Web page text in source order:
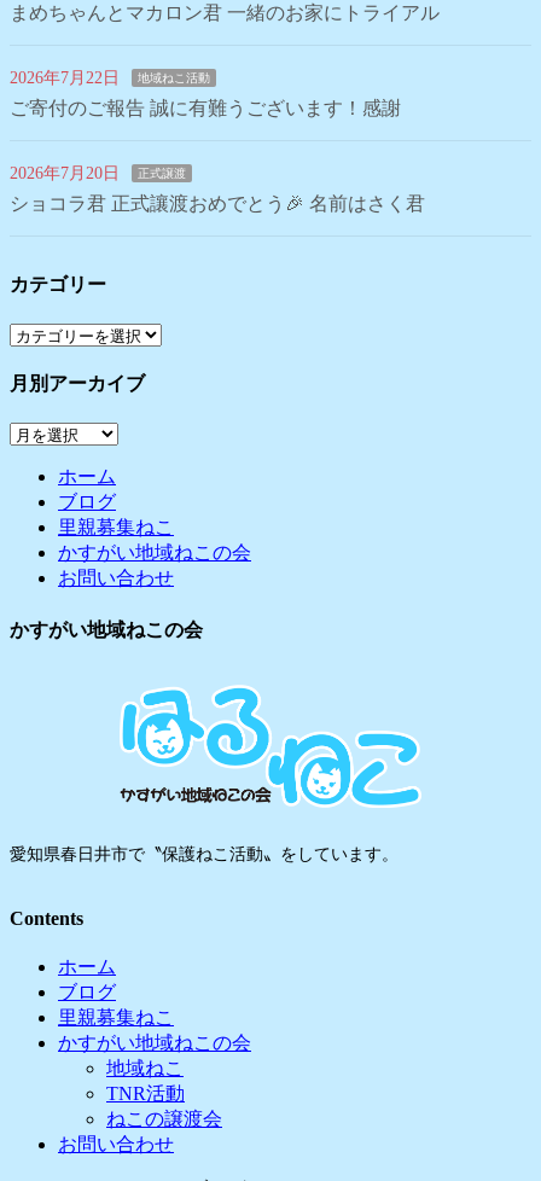
まめちゃんとマカロン君 一緒のお家にトライアル
2026年7月22日 地域ねこ活動
ご寄付のご報告 誠に有難うございます！感謝
2026年7月20日 正式譲渡
ショコラ君 正式讓渡おめでとう🎉 名前はさく君
カテゴリー
カ
ゴ
ー
月別アーカイブ
月
ホーム
ブログ
里親募集ねこ
かすがい地域ねこの会
お問い合わせ
かすがい地域ねこの会
愛知県春日井市で〝保護ねこ活動〟をしています。
Contents
ホーム
ブログ
里親募集ねこ
かすがい地域ねこの会
地域ねこ
TNR活動
ねこの譲渡会
お問い合わせ